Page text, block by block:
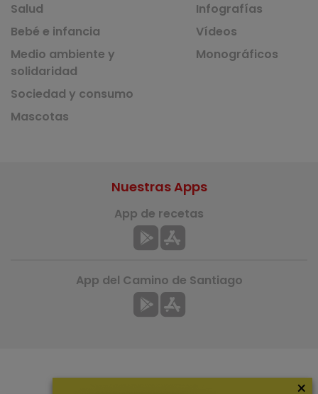
Salud
Bebé e infancia
Medio ambiente y
solidaridad
Sociedad y consumo
Mascotas
Infografías
Vídeos
Monográficos
Nuestras Apps
App de recetas
App del Camino de Santiago
×